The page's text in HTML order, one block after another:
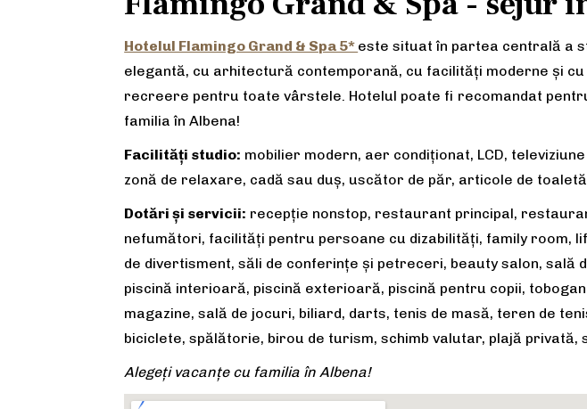
Hotelul Flamingo Grand & Spa 5* este situat în partea centrală a
elegantă, cu arhitectură contemporană, cu facilități moderne și
recreere pentru toate vârstele. Hotelul poate fi recomandat
familia în Albena!
Facilități studio: mobilier modern, aer condiționat, LCD,
zonă de relaxare, cadă sau duș, uscător de păr, articole de
Dotări și servicii: recepție nonstop, restaurant principal,
nefumători, facilităţi pentru persoane cu dizabilități, family room,
de divertisment, săli de conferințe și petreceri, beauty salon, sală
piscină interioară, piscină exterioară, piscină pentru copii,
magazine, sală de jocuri, biliard, darts, tenis de masă, teren de
biciclete, spălătorie, birou de turism, schimb valutar, plajă
Alegeți vacanțe cu familia în Albena!